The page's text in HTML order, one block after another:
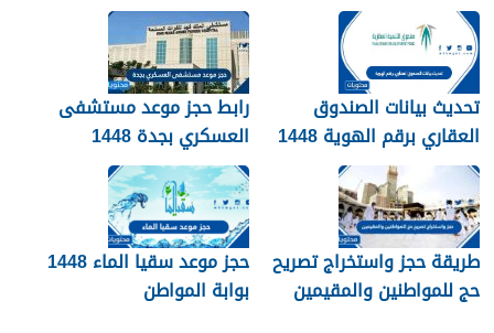
1448
تحديث بيانات الصندوق
العقاري برقم الهوية 1448
الرابط والخطوات
رابط حجز موعد مستشفى
العسكري بجدة 1448
طريقة حجز واستخراج تصريح
حج للمواطنين والمقيمين
حجز موعد سقيا الماء 1448
بوابة المواطن